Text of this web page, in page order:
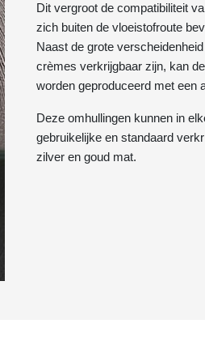
Dit vergroot de compatibiliteit
zich buiten de vloeistofroute
Naast de grote
crèmes verkrijgbaar zijn, kan
worden geproduceerd met een
Deze omhullingen kunnen in
gebruikelijke en standaard
zilver en goud mat.